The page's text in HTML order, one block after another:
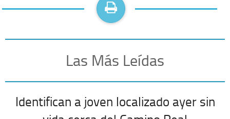
Las Más Leídas
Identifican a joven localizado ayer sin